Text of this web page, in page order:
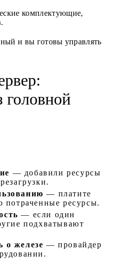
комплектующие,
и вы готовы управлять
головной
— добавили ресурсы
— платите
потраченные ресурсы.
— если один
подхватывают
о железе — провайдер